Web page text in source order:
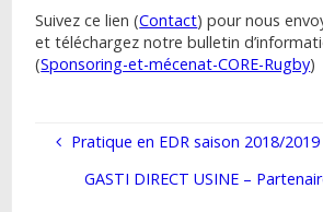
Suivez ce lien (Contact) pour nous
et téléchargez notre bulletin
(Sponsoring-et-mécenat-CORE-Rugby)
Pratique en EDR saison 2018/2019
GASTI DIRECT USINE –